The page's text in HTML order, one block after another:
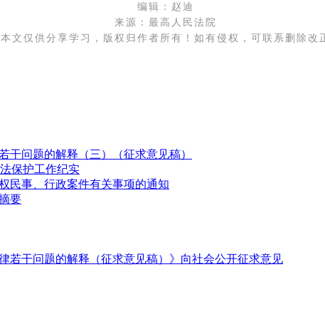
编辑：赵迪
来源：最高人民法院
文仅供分享学习，版权归作者所有！如有侵权，可联系删除改
干问题的解释（三）（征求意见稿）
保护工作纪实
民事、行政案件有关事项的通知
要
若干问题的解释（征求意见稿）》向社会公开征求意见